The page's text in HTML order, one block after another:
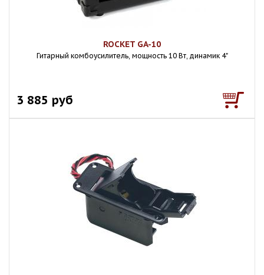
ROCKET GA-10
Гитарный комбоусилитель, мощность 10 Вт, динамик 4"
3 885 руб